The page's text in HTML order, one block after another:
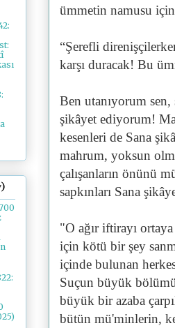
ümmetin namusu için
“Şerefli
karşı duracak! Bu
Ben utanıyorum sen,
şikâyet ediyorum!
kesenleri de Sana
mahrum, yoksun
çalışanların önünü
sapkınları Sana
"O ağır iftirayı
için kötü bir şey
içinde bulunan
Suçun büyük
büyük bir azaba
bütün mü'minlerin,